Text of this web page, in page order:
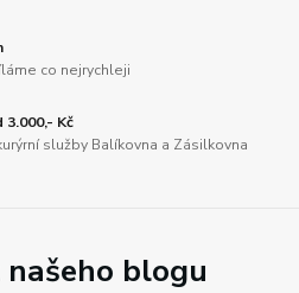
co nejrychleji
3.000,- Kč
služby Balíkovna a Zásilkovna
našeho blogu